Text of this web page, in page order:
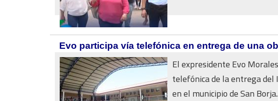
Evo participa vía telefónica en entrega de una
El expresidente Evo
telefónica de la entrega del
en el municipio de San